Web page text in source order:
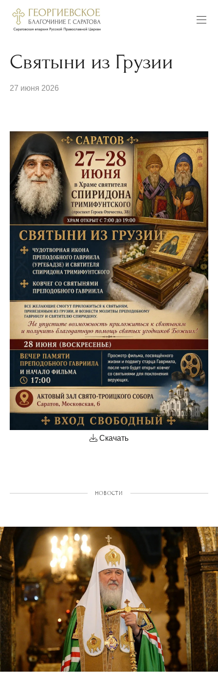
Святыни из Грузии
27 июня 2026
Скачать
НОВОСТИ